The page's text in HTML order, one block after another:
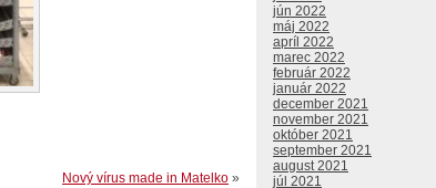
Nový vírus made in Matelko »
jún 2022
máj 2022
apríl 2022
marec 2022
február 2022
január 2022
december 2021
november 2021
október 2021
september 2021
august 2021
júl 2021